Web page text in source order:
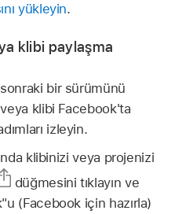
yükleyin.
klibi paylaşma
bir sürümünü
klibi Facebook'ta
izleyin.
klibinizi veya projenizi
düğmesini tıklayın ve
(Facebook için hazırla)